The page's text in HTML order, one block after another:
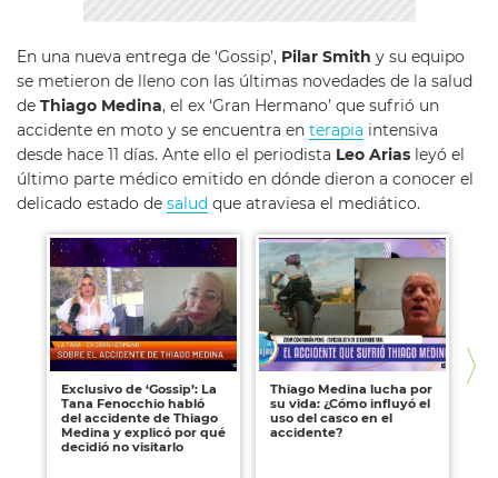
En una nueva entrega de ‘Gossip’, Pilar Smith y su equipo
se metieron de lleno con las últimas novedades de la salud
de Thiago Medina, el ex ‘Gran Hermano’ que sufrió un
accidente en moto y se encuentra en terapia intensiva
desde hace 11 días. Ante ello el periodista Leo Arias leyó el
último parte médico emitido en dónde dieron a conocer el
delicado estado de salud que atraviesa el mediático.
Exclusivo de ‘Gossip’: La
Tana Fenocchio habló
del accidente de Thiago
Medina y explicó por qué
decidió no visitarlo
Thiago Medina lucha por
su vida: ¿Cómo influyó el
uso del casco en el
accidente?